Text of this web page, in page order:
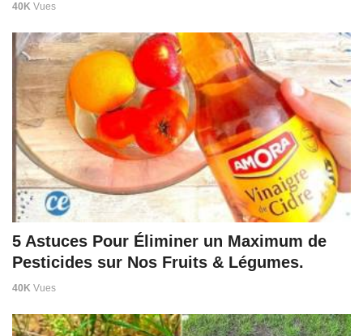
40K Vues
5 Astuces Pour Éliminer un Maximum de
Pesticides sur Nos Fruits & Légumes.
40K Vues